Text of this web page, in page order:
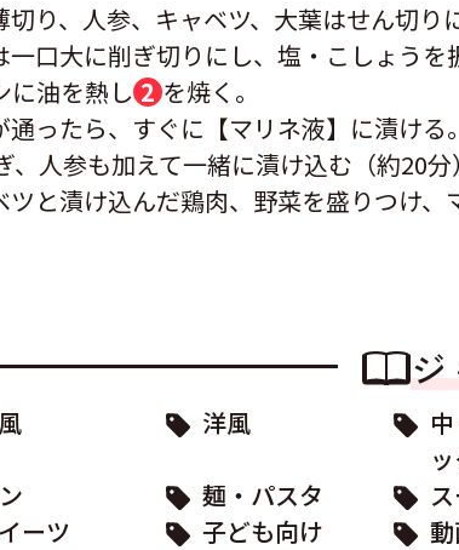
り、人参、キャベツ、大葉はせん切り
一口大に削ぎ切りにし、塩・こしょうを
に油を熱し 2 を焼く。
ったら、すぐに【マリネ液】に漬ける。
、人参も加えて一緒に漬け込む（約20分
と漬け込んだ鶏肉、野菜を盛りつけ、
洋風
麺・パスタ
ーツ
子ども向け